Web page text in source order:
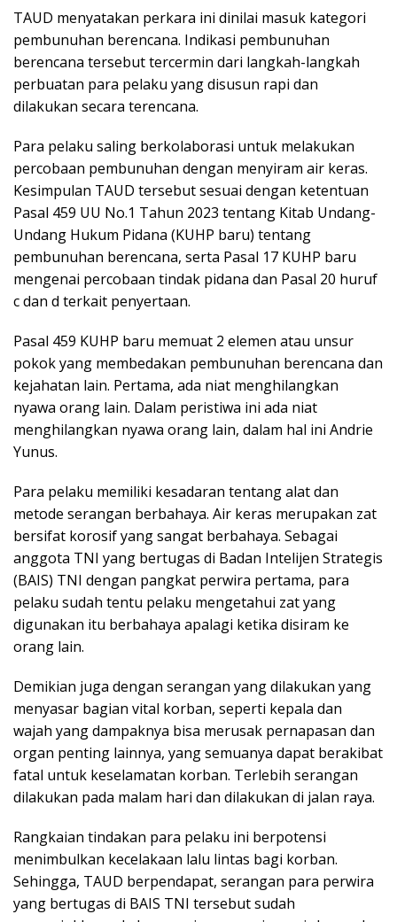
TAUD menyatakan perkara ini dinilai masuk kategori
pembunuhan berencana. Indikasi pembunuhan
berencana tersebut tercermin dari langkah-langkah
perbuatan para pelaku yang disusun rapi dan
dilakukan secara terencana.
Para pelaku saling berkolaborasi untuk melakukan
percobaan pembunuhan dengan menyiram air keras.
Kesimpulan TAUD tersebut sesuai dengan ketentuan
Pasal 459 UU No.1 Tahun 2023 tentang Kitab Undang-
Undang Hukum Pidana (KUHP baru) tentang
pembunuhan berencana, serta Pasal 17 KUHP baru
mengenai percobaan tindak pidana dan Pasal 20 huruf
c dan d terkait penyertaan.
Pasal 459 KUHP baru memuat 2 elemen atau unsur
pokok yang membedakan pembunuhan berencana dan
kejahatan lain. Pertama, ada niat menghilangkan
nyawa orang lain. Dalam peristiwa ini ada niat
menghilangkan nyawa orang lain, dalam hal ini Andrie
Yunus.
Para pelaku memiliki kesadaran tentang alat dan
metode serangan berbahaya. Air keras merupakan zat
bersifat korosif yang sangat berbahaya. Sebagai
anggota TNI yang bertugas di Badan Intelijen Strategis
(BAIS) TNI dengan pangkat perwira pertama, para
pelaku sudah tentu pelaku mengetahui zat yang
digunakan itu berbahaya apalagi ketika disiram ke
orang lain.
Demikian juga dengan serangan yang dilakukan yang
menyasar bagian vital korban, seperti kepala dan
wajah yang dampaknya bisa merusak pernapasan dan
organ penting lainnya, yang semuanya dapat berakibat
fatal untuk keselamatan korban. Terlebih serangan
dilakukan pada malam hari dan dilakukan di jalan raya.
Rangkaian tindakan para pelaku ini berpotensi
menimbulkan kecelakaan lalu lintas bagi korban.
Sehingga, TAUD berpendapat, serangan para perwira
yang bertugas di BAIS TNI tersebut sudah